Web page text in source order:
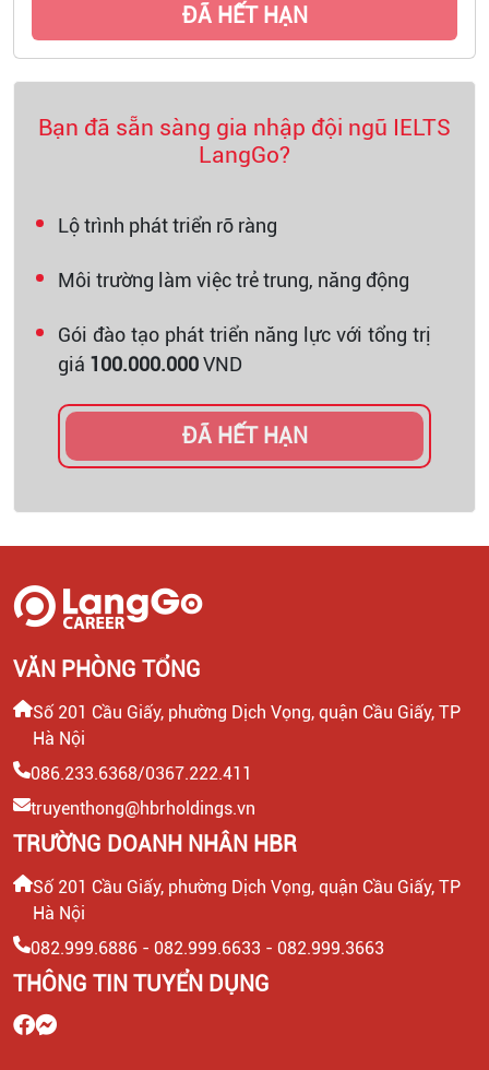
ĐÃ HẾT HẠN
Bạn đã sẵn sàng gia nhập đội ngũ IELTS
LangGo?
Lộ trình phát triển rõ ràng
Môi trường làm việc trẻ trung, năng động
Gói đào tạo phát triển năng lực với tổng trị
giá 100.000.000VND
ĐÃ HẾT HẠN
VĂN PHÒNG TỔNG
Số 201 Cầu Giấy, phường Dịch Vọng, quận Cầu Giấy, TP
Hà Nội
086.233.6368/0367.222.411
truyenthong@hbrholdings.vn
TRƯỜNG DOANH NHÂN HBR
Số 201 Cầu Giấy, phường Dịch Vọng, quận Cầu Giấy, TP
Hà Nội
082.999.6886 - 082.999.6633 - 082.999.3663
THÔNG TIN TUYỂN DỤNG